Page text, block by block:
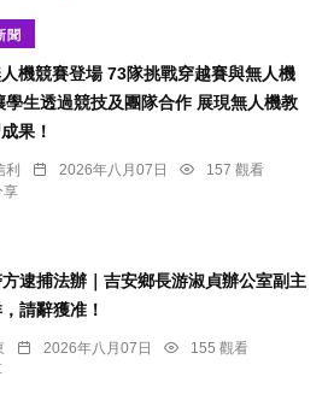
聞
機競賽登場 73隊挑戰穿越賽與無人機
學生透過競技及團隊合作 展現無人機教
果！
利 2026年八月07日
157 觀看
享
逮捕法辦｜吉安鄉長游淑貞辦公室副主
請辭獲准！
2026年八月07日
155 觀看